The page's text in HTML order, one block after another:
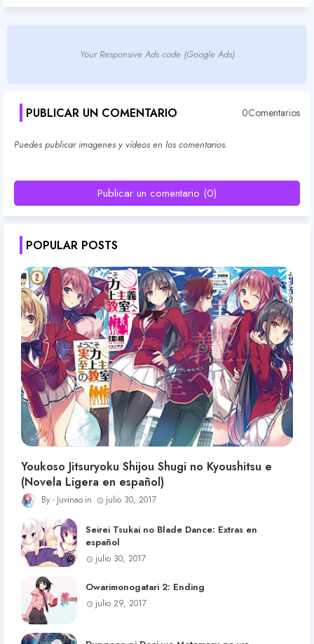
Your Responsive Ads code (Google Ads)
PUBLICAR UN COMENTARIO 0Comentarios
Puedes publicar imagenes y vídeos en los comentarios.
Publicar un comentario (0)
POPULAR POSTS
Youkoso Jitsuryoku Shijou Shugi no Kyoushitsu e
(Novela Ligera en español)
Juvinao julio 30, 2017
Seirei Tsukai no Blade Dance: Extras en
español
julio 30, 2017
Owarimonogatari 2: Ending
julio 29, 2017